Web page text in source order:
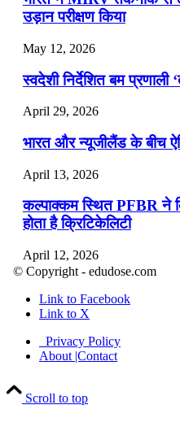
उड़ान परीक्षण किया
May 12, 2026
स्वदेशी निर्देशित बम प्रणाली
April 29, 2026
भारत और न्यूजीलैंड के बीच
April 13, 2026
कल्पाक्कम स्थित PFBR ने
होता है क्रिटिकेलिटी
April 12, 2026
April 9, 2026
नासा का आर्टेमिस-2 मिशन:
पहुंचा
April 7, 2026
© Copyright - edudose.com
Link to Facebook
Link to X
Privacy Policy
About |Contact
Scroll to top